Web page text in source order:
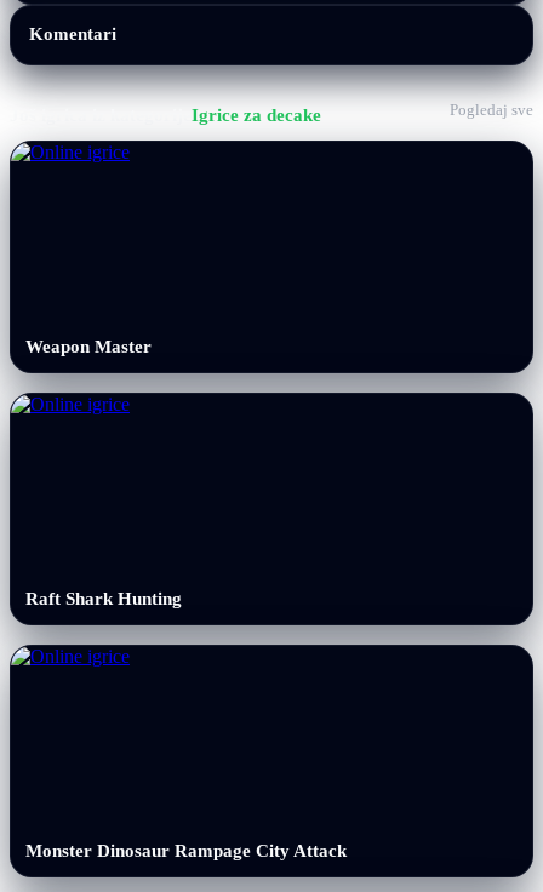
Komentari
Igrice za decake Pogledaj sve
Weapon Master
Raft Shark Hunting
Monster Dinosaur Rampage City Attack